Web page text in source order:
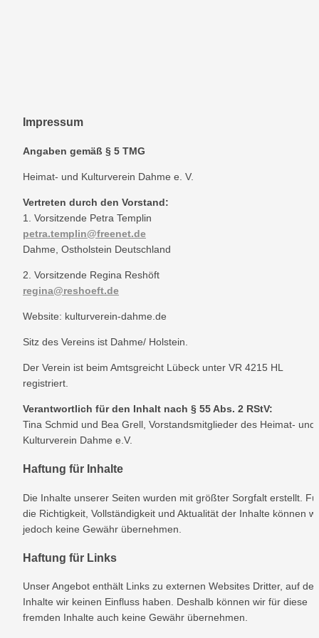
Impressum
Angaben gemäß § 5 TMG
Heimat- und Kulturverein Dahme e. V.
Vertreten durch den Vorstand:
1. Vorsitzende Petra Templin
petra.templin@freenet.de
Dahme, Ostholstein Deutschland
2. Vorsitzende Regina Reshöft
regina@reshoeft.de
Website: kulturverein-dahme.de
Sitz des Vereins ist Dahme/ Holstein.
Der Verein ist beim Amtsgreicht Lübeck unter VR 4215 HL
registriert.
Verantwortlich für den Inhalt nach § 55 Abs. 2 RStV:
Tina Schmid und Bea Grell, Vorstandsmitglieder des Heimat- und
Kulturverein Dahme e.V.
Haftung für Inhalte
Die Inhalte unserer Seiten wurden mit größter Sorgfalt erstellt.
die Richtigkeit, Vollständigkeit und Aktualität der Inhalte können
jedoch keine Gewähr übernehmen.
Haftung für Links
Unser Angebot enthält Links zu externen Websites Dritter, auf
Inhalte wir keinen Einfluss haben. Deshalb können wir für diese
fremden Inhalte auch keine Gewähr übernehmen.